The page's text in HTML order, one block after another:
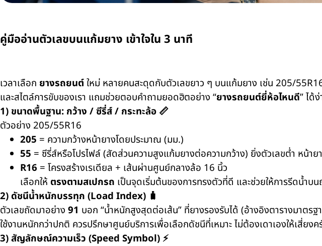
คู่มืออ่านตัวเลขบนแก้มยาง เข้าใจใน 3 นาที
เวลาเลือก ยางรถยนต์ใหม่ หลายคนสะดุดกับตัวเลขยาว ๆ บนแก้มยาง เช่น 205/
และสไตล์การขับของเรา แถมช่วยตอบคำถามยอดฮิตอย่าง “ยางรถยนต์ยี่ห้อไหนดี”ได้
1) ขนาดพื้นฐาน: กว้าง / ซีรี่ส์ / กระทะล้อ 📏
ตัวอย่าง 205/55R16
205 = ความกว้างหน้ายางโดยประมาณ (มม.)
55 = ซีรี่ส์หรือโปรไฟล์ (สัดส่วนความสูงแก้มยางต่อความกว้าง) ยิ่งตัวเลขต่ำ หน้าย
R16 = โครงสร้างเรเดียล + เส้นผ่านศูนย์กลางล้อ 16 นิ้ว
เลือกให้ ตรงตามสเปกรถ เป็นจุดเริ่มต้นของการทรงตัวที่ดี และช่วยให้การรีดน้ำบ
2) ดัชนีน้ำหนักบรรทุก (Load Index) 🧳
ตัวเลขถัดมาอย่าง 91 บอก “น้ำหนักสูงสุดต่อเส้น” ที่ยางรองรับได้ (อ้างอิงตารางมาตร
ใช้งานหนักกว่าปกติ ควรปรึกษาศูนย์บริการเพื่อเลือกดัชนีที่เหมาะ ไม่ต้องเดาเองให้เสี่ยงค
3)สัญลักษณ์ความเร็ว (Speed Symbol) ⚡